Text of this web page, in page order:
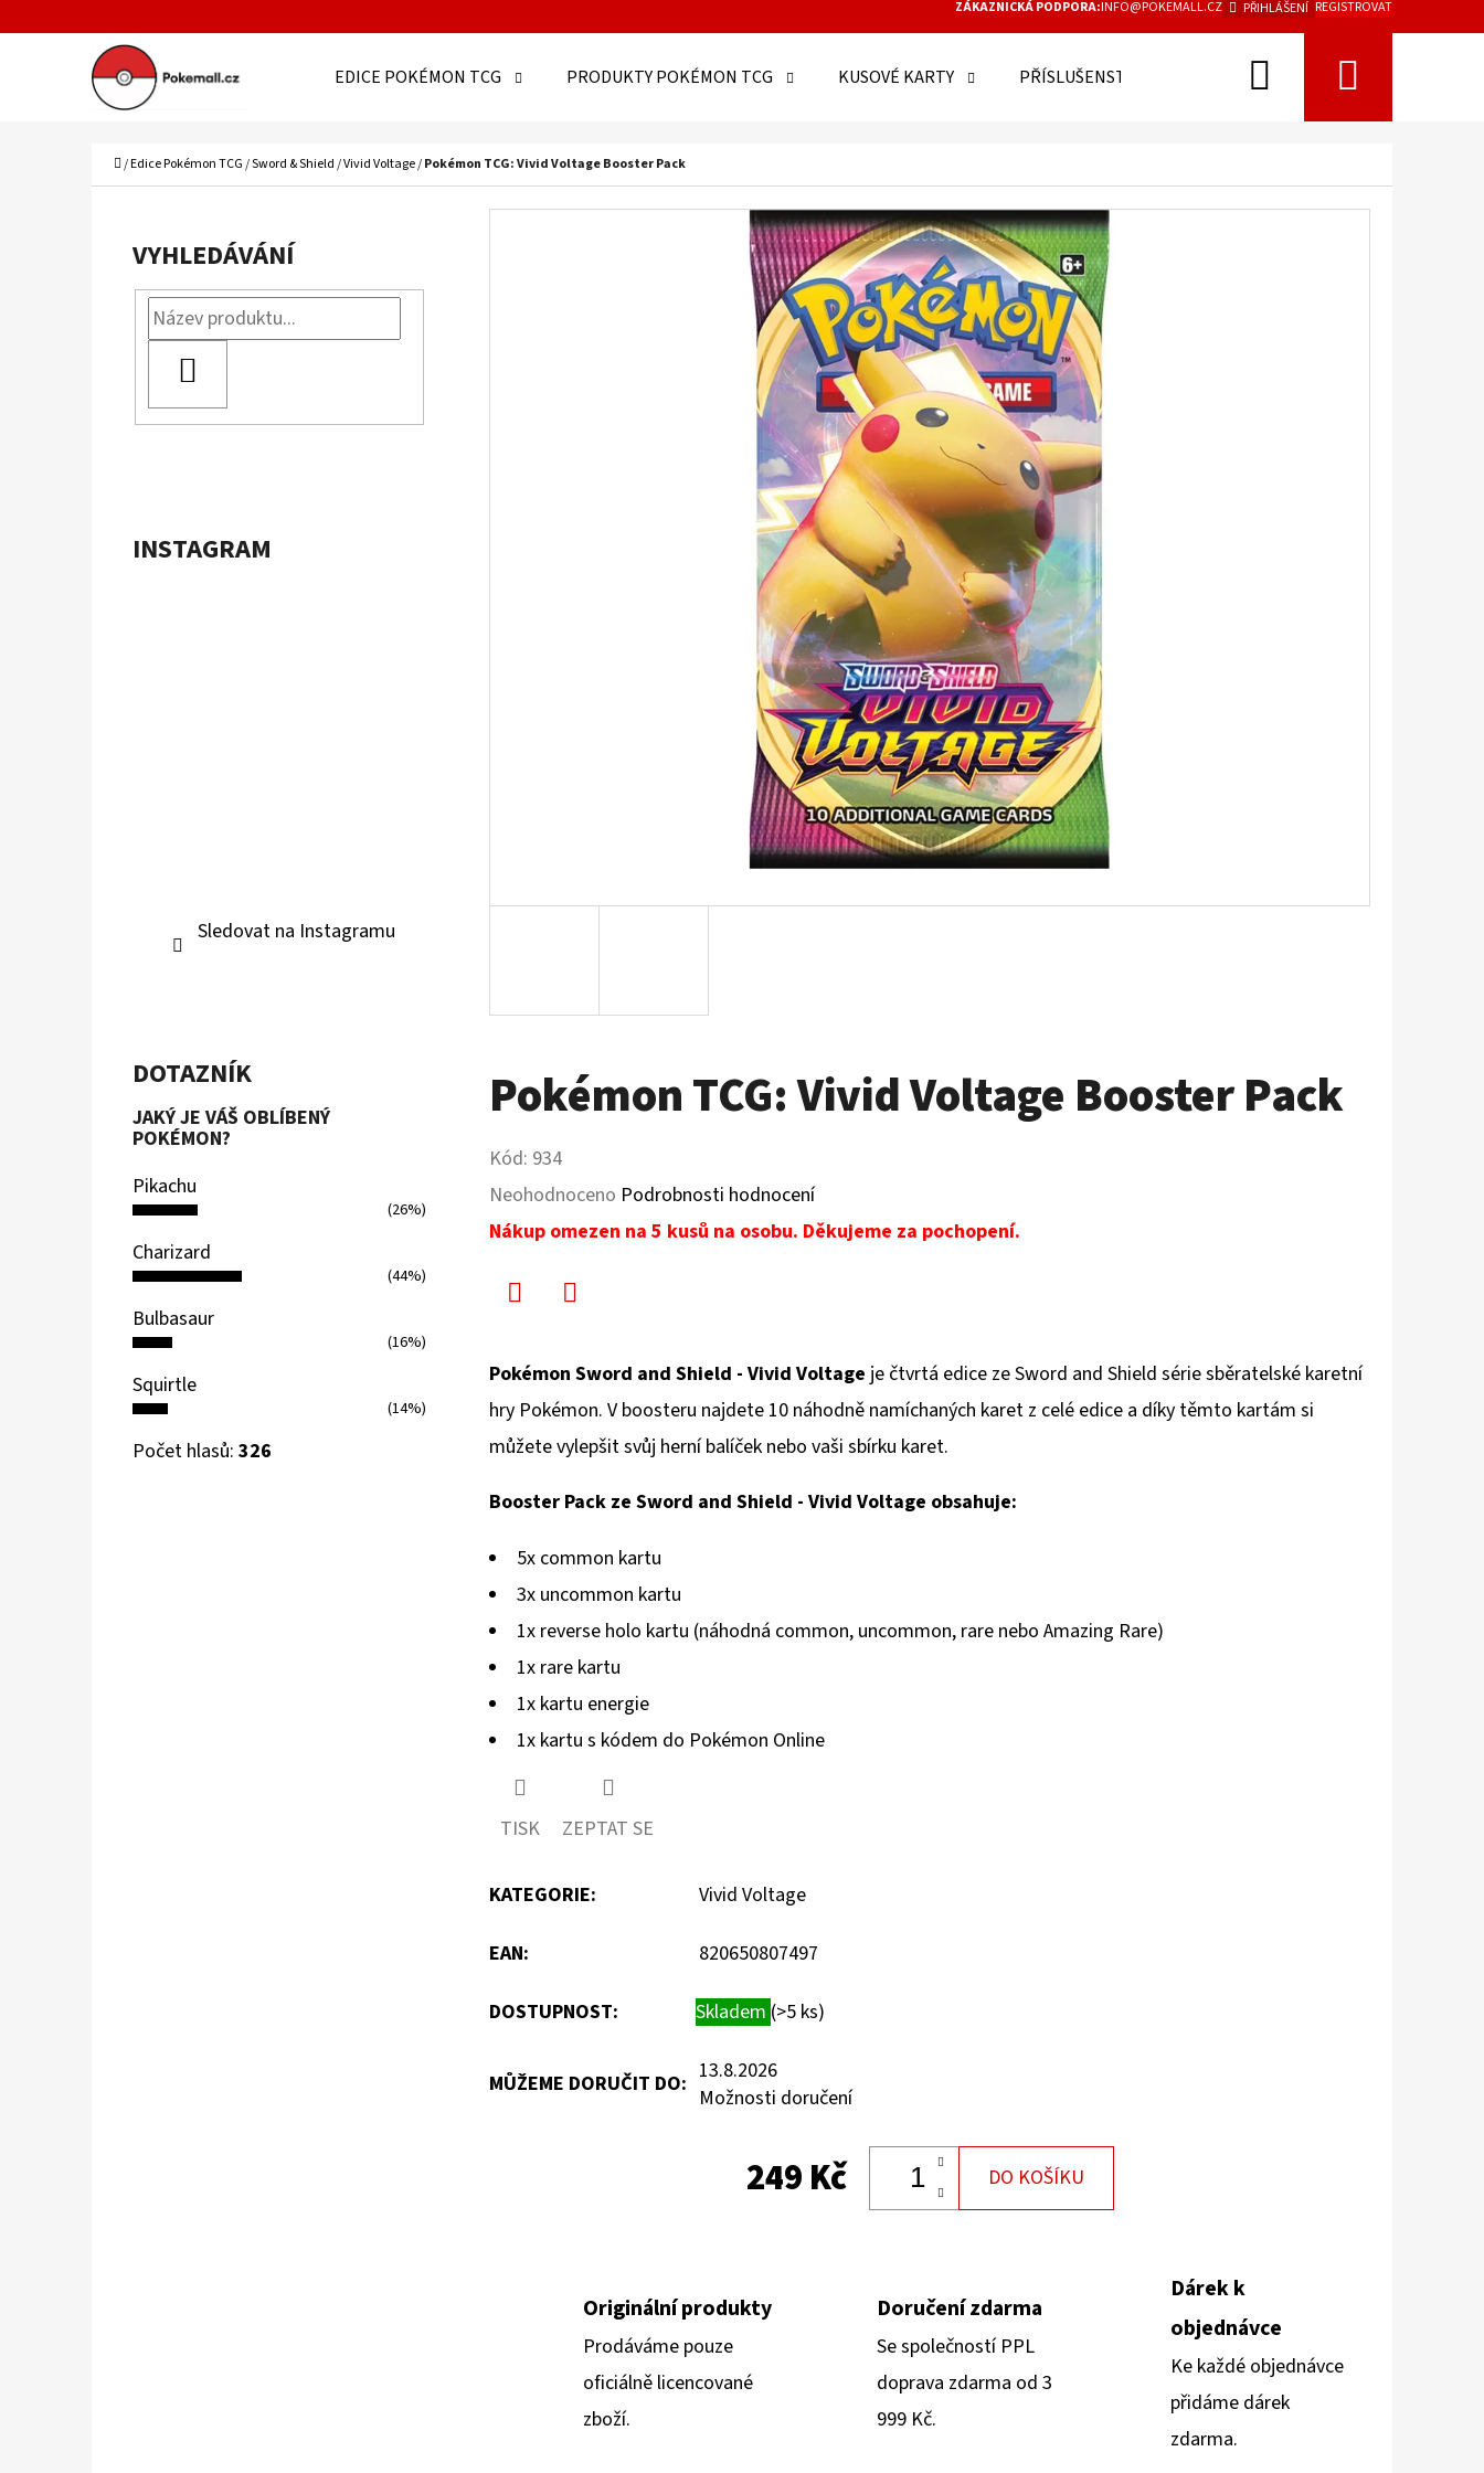
ZÁKAZNICKÁ PODPORA:INFO@POKEMALL.CZ PŘIHLÁŠENÍ REGISTROVAT
EDICE POKÉMON TCG PRODUKTY POKÉMON TCG KUSOVÉ KARTY PŘÍSLUŠENSTVÍ Hledat
Domů
/Edice Pokémon TCG/Sword & Shield/Vivid Voltage/Pokémon TCG: Vivid Voltage Booster Pack
VYHLEDÁVÁNÍ
INSTAGRAM
Sledovat na Instagramu
DOTAZNÍK
JAKÝ JE VÁŠ OBLÍBENÝ
POKÉMON?
Pikachu
(26%)
Charizard
(44%)
Bulbasaur
(16%)
Squirtle
(14%)
Počet hlasů: 326
Pokémon TCG: Vivid Voltage Booster Pack
Kód: 934
Průměrné
hodnocení
z
5
hvězdiček.
Neohodnoceno Podrobnosti hodnocení
Nákup omezen na 5 kusů na osobu. Děkujeme za pochopení.
Pokémon Sword and Shield - Vivid Voltage je čtvrtá edice ze Sword and Shield série sběratelské karetní
hry Pokémon. V boosteru najdete 10 náhodně namíchaných karet z celé edice a díky těmto kartám si
můžete vylepšit svůj herní balíček nebo vaši sbírku karet.
Booster Pack ze Sword and Shield - Vivid Voltage obsahuje:
5x common kartu
3x uncommon kartu
1x reverse holo kartu (náhodná common, uncommon, rare nebo Amazing Rare)
1x rare kartu
1x kartu energie
1x kartu s kódem do Pokémon Online
TISK ZEPTAT SE
KATEGORIE: Vivid Voltage
EAN: 820650807497
DOSTUPNOST: Skladem (>5 ks)
MŮŽEME DORUČIT DO: 13.8.2026
Možnosti doručení
249 Kč DO KOŠÍKU
Originální produkty
Prodáváme pouze
oficiálně licencované
zboží.
Doručení zdarma
Se společností PPL
doprava zdarma od 3
999 Kč.
Dárek k
objednávce
Ke každé objednávce
přidáme dárek
zdarma.
Zpět
do
obchodu
Zpět
do
obchodu
HLEDAT
POKÉMON TCG: ME05 PITCH BLACK - ELITE
POKÉMON TCG: GOLDEEN 087/084
449 Kč